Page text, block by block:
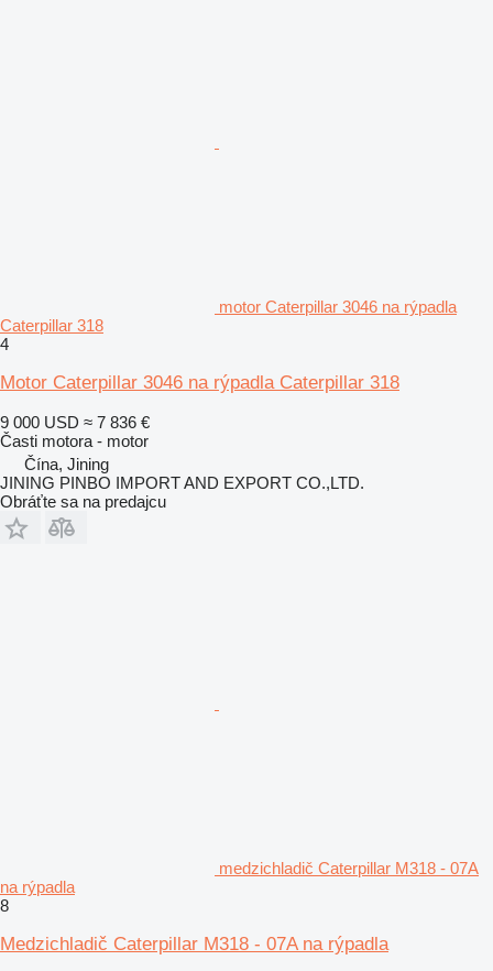
motor Caterpillar 3046 na rýpadla
Caterpillar 318
4
Motor Caterpillar 3046 na rýpadla Caterpillar 318
9 000 USD ≈ 7 836 €
Časti motora - motor
Čína, Jining
JINING PINBO IMPORT AND EXPORT CO.,LTD.
Obráťte sa na predajcu
medzichladič Caterpillar M318 - 07A
na rýpadla
8
Medzichladič Caterpillar M318 - 07A na rýpadla